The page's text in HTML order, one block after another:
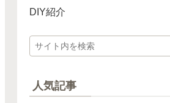
DIY紹介
人気記事